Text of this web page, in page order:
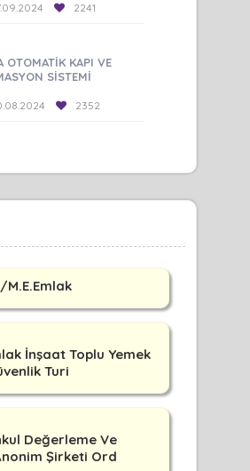
2241
OTOMATİK KAPI VE
SİSTEMİ
2352
İnşaat Toplu Yemek
Turi
Değerleme Ve
Şirketi Ord